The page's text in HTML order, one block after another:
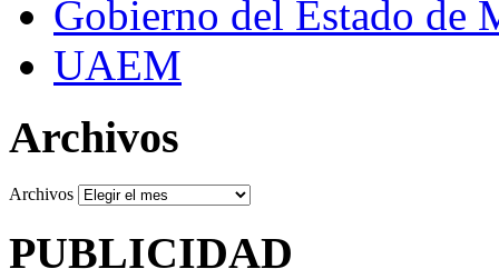
Gobierno del Estado de
UAEM
Archivos
Archivos
PUBLICIDAD